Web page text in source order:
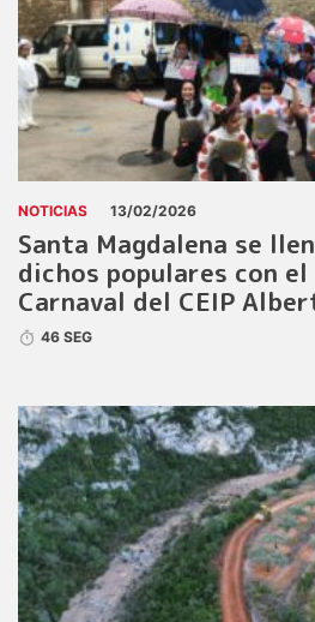
NOTICIAS 13/02/2026
Santa Magdalena se
dichos populares con
Carnaval del CEIP
46 SEG